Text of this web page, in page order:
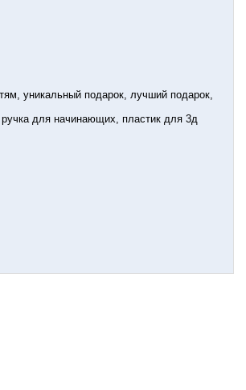
уникальный подарок, лучший подарок,
ручка для начинающих, пластик для 3д